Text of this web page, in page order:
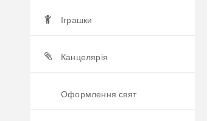
Іграшки
Канцелярія
Оформлення свят